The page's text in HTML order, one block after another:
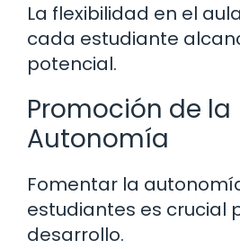
La flexibilidad en el
cada estudiante
potencial.
Promoción de la
Autonomía
Fomentar la
estudiantes es crucial
desarrollo.